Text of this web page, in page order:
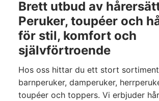
Brett utbud av
Peruker, toupéer och
för stil, komfort och
självförtroende
Hos oss hittar du ett stort
barnperuker, damperuker,
toupéer och toppers. Vi erbjuder